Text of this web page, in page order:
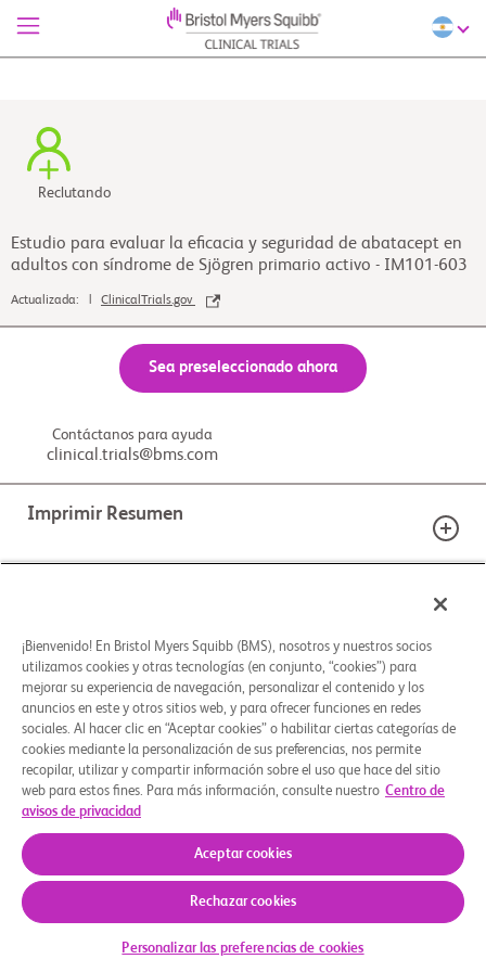
Reclutando
Estudio para evaluar la eficacia y seguridad de abatacept en
adultos con síndrome de Sjögren primario activo - IM101-603
Actualizada: | ClinicalTrials.gov
Sea preseleccionado ahora
Contáctanos para ayuda
clinical.trials@bms.com
Imprimir Resumen
ESTUDIO?
Imprima esta página y la guía del estudio para
poder hablar mejor con su médico.
Use la guía de estudios para explorar el proceso de
participación en un estudio clínico. Comprenda qué
factores clave debe considerar antes de decidirse y
piense preguntas para hacerle a su equipo de
atención médica.
Imprima esta página IM101-603
Phase 3
Fase
Géneros
18+
Rango de edad
Reclutando
Opciones de tratamiento
BRAZOS DEL ESTUDIO
INTERVENCIÓN ASIGNADA
Experimental: Abatacept
Biological: Abatacept
Criterios clave de elegibilidad
                    Para obtener más información sobre la participación en el
ensayo clínico de Bristol Myers Squibb, visite
www.BMSStudyConnect.com
Aviso legal Política de privacidad
© 2026 Bristol-Myers Squibb Company
¡Bienvenido! En Bristol Myers Squibb (BMS), nosotros y nuestros socios
utilizamos cookies y otras tecnologías (en conjunto, “cookies”) para
mejorar su experiencia de navegación, personalizar el contenido y los
anuncios en este y otros sitios web, y para ofrecer funciones en redes
sociales. Al hacer clic en “Aceptar cookies” o habilitar ciertas categorías de
cookies mediante la personalización de sus preferencias, nos permite
recopilar, utilizar y compartir información sobre el uso que hace del sitio
web para estos fines. Para más información, consulte nuestro Centro de
avisos de privacidad
Aceptar cookies
Rechazar cookies
Personalizar las preferencias de cookies